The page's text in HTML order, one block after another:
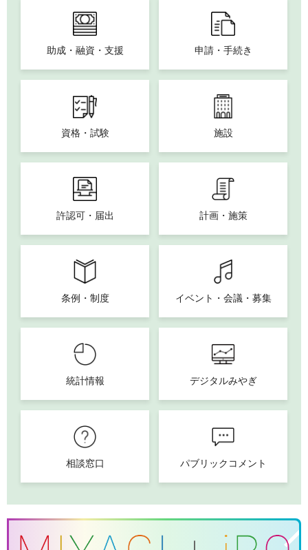
助成・融資・支援 申請・手続き
資格・試験 施設
許認可・届出 計画・施策
条例・制度 イベント・会議・募集
統計情報 デジタルみやぎ
相談窓口 パブリックコメント